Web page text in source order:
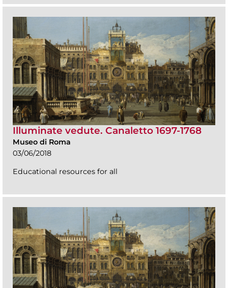
Illuminate vedute. Canaletto 1697-1768
Museo di Roma
03/06/2018
Educational resources for all